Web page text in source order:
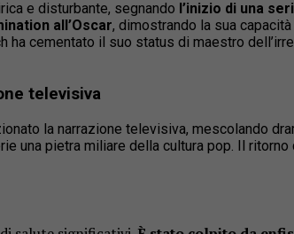
e disturbante, segnando l’inizio di una
all’Oscar, dimostrando la sua
ha cementato il suo status di maestro
televisiva
la narrazione televisiva, mescolando
una pietra miliare della cultura pop. Il